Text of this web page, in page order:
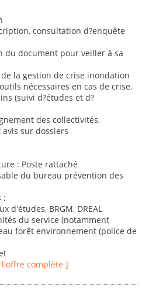
consultation d?enquête
du document pour veiller à sa
la gestion de crise inondation
nécessaires en cas de crise.
(suivi d?études et d?
des collectivités,
sur dossiers
: Poste rattaché
du bureau prévention des
:
d'études, BRGM, DREAL
du service (notamment
forêt environnement (police de
complète ]